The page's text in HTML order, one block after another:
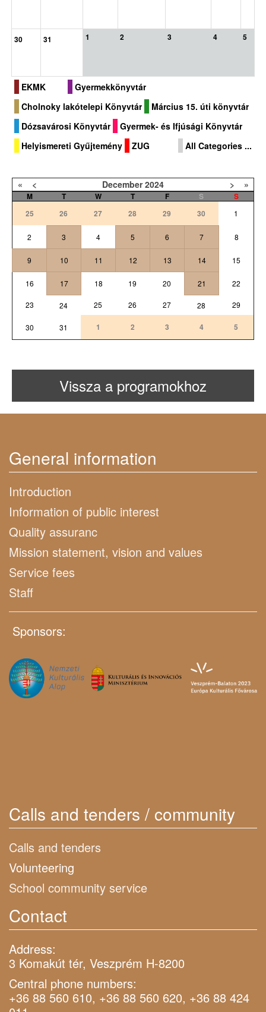
30 31 1 2 3 4 5
EKMK
Gyermekkönyvtár
Cholnoky lakótelepi Könyvtár
Március 15. úti könyvtár
Dózsavárosi Könyvtár
Gyermek- és Ifjúsági Könyvtár
Helyismereti Gyűjtemény
ZUG All Categories ...
« < December 2024 > »
M T W T F S
S
25
26 27 28 29 30 1
2 3 4 5 6 7 8
9 10 11 12 13 14 15
16 17 18 19 20 21 22
23 24 25 26 27 28 29
30 31 1 2 3 4 5
Vissza a programokhoz
General information
Introduction
Information of public interest
Quality assuranc
Mission statement, vision and values
Service fees
Staff
Sponsors:
Calls and tenders / community
Calls and tenders
Volunteering
School community service
Contact
Address:
3 Komakút tér, Veszprém H-8200
Central phone numbers:
+36 88 560 610, +36 88 560 620, +36 88 424